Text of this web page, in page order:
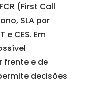
(First Call
SLA por
e CES. Em
frente e de
decisões